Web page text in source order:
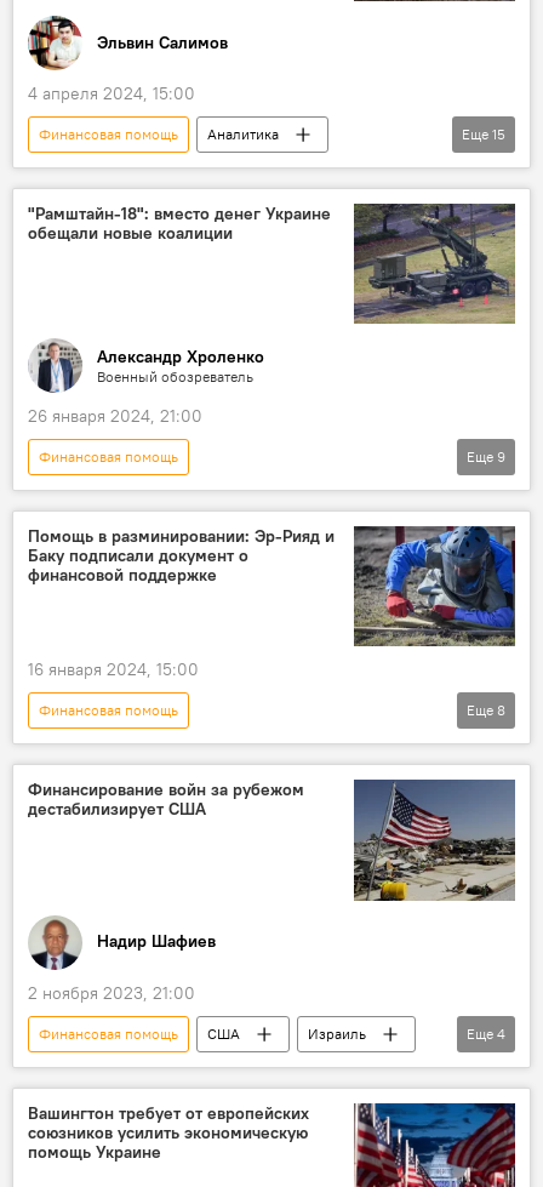
Эльвин Салимов
4 апреля 2024, 15:00
Финансовая помощь
Аналитика
Азербайджан
Нахчыванская Автономная Республика
Армения
Обстрел
США
Брюссель
Трехсторонняя встреча
Турция
Эммануэль Макрон
Шушинская декларация
Политика
Еще 15
"Рамштайн-18": вместо денег Украине
обещали новые коалиции
Александр Хроленко
Военный обозреватель
26 января 2024, 21:00
Финансовая помощь
Спецоперация России по защите Донбасса
Россия
Украина ВСУ
СВО
США
Пентагон
Еще 9
Помощь в разминировании: Эр-Рияд и
Баку подписали документ о
финансовой поддержке
16 января 2024, 15:00
Финансовая помощь
Возрождение и реинтеграция Карабаха
Азербайджан
Саудовская Аравия
Разминирование
Мины
Еще 8
Финансирование войн за рубежом
дестабилизирует США
Надир Шафиев
2 ноября 2023, 21:00
Финансовая помощь США
Израиль
палестино-израильский конфликт
Украина
Дестабилизация
Колумнисты
Еще 4
Вашингтон требует от европейских
союзников усилить экономическую
помощь Украине